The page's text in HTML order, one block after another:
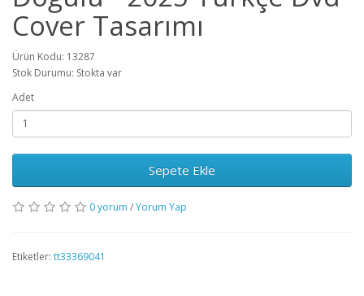
Cover Tasarımı
Ürün Kodu: 13287
Stok Durumu: Stokta var
Adet
Sepete Ekle
0 yorum /Yorum Yap
Etiketler: tt33369041